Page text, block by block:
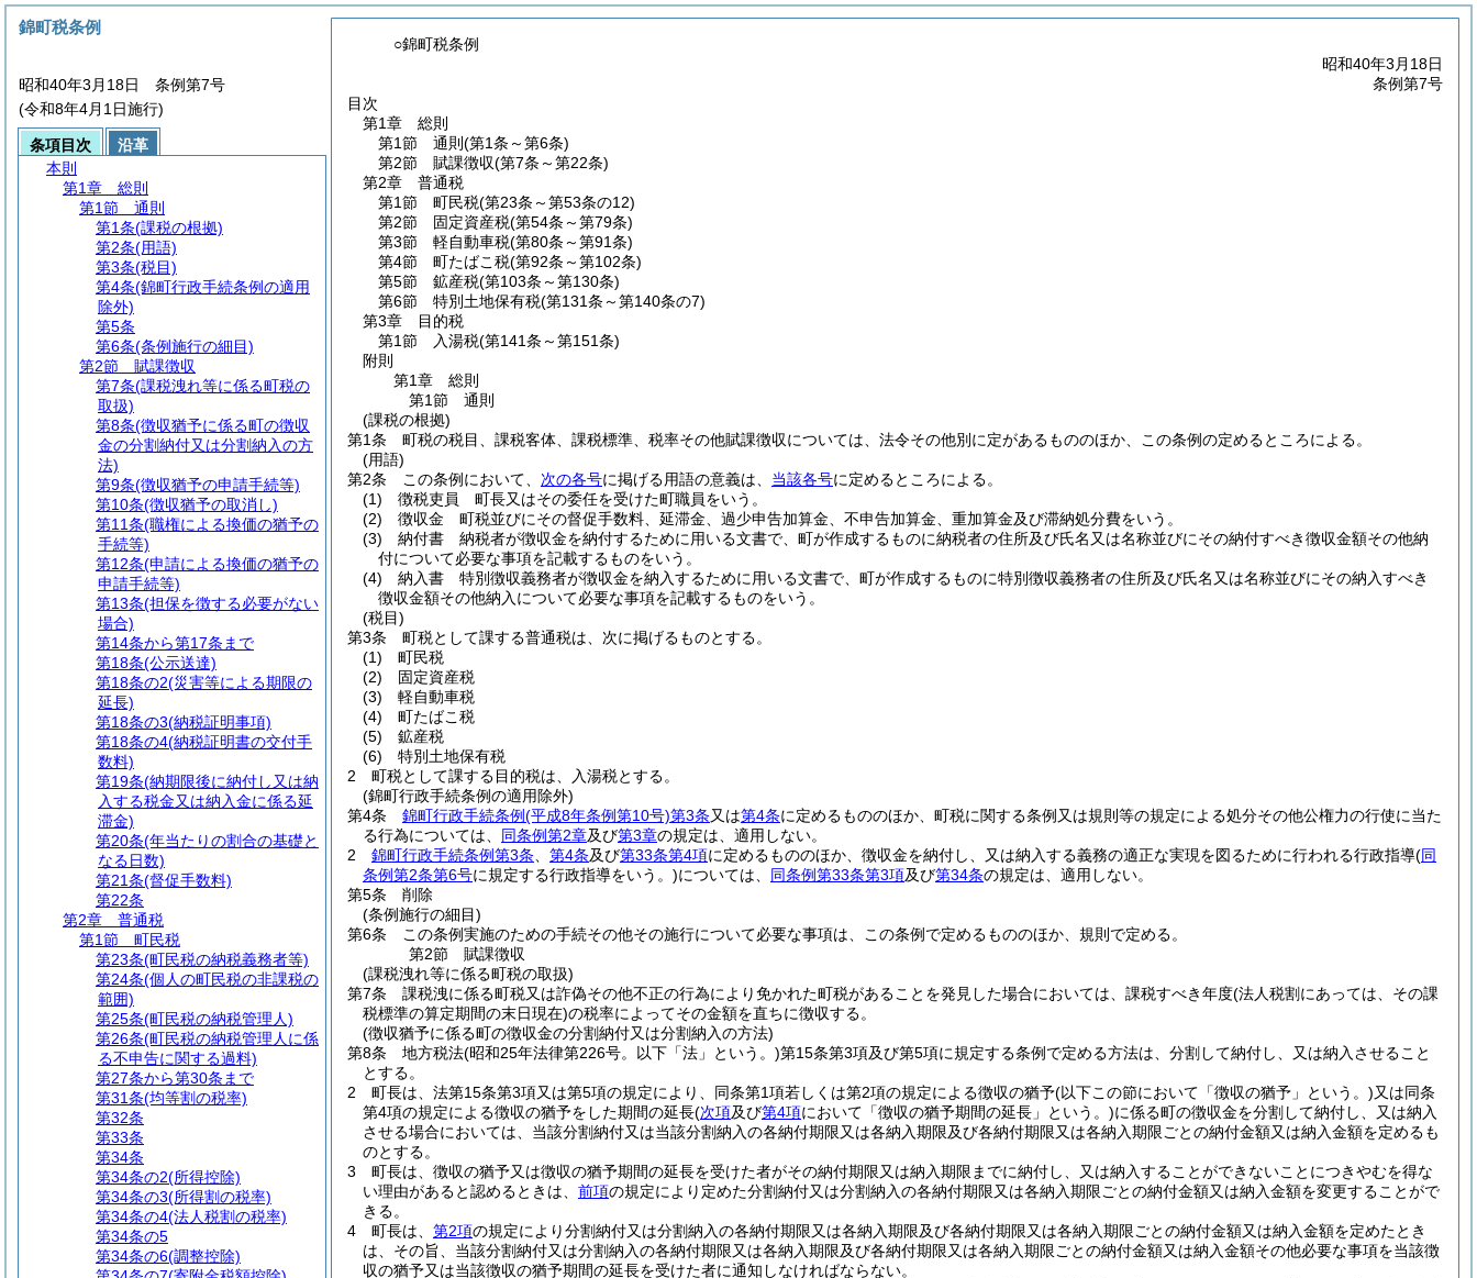
○錦町税条例
昭和40年3月18日
条例第7号
目次
第1章
総則
第1節
通則 (第1条～第6条)
第2節
賦課徴収(第7条～第22条)
第2章
普通税
第1節
町民税(第23条～第53条の12)
第2節
固定資産税(第54条～第79条)
第3節
軽自動車税(第80条～第91条)
第4節
町たばこ税(第92条～第102条)
第5節
鉱産税(第103条～第130条)
第6節
特別土地保有税(第131条～第140条の7)
第3章
目的税
第1節
入湯税(第141条～第151条)
附則
第1章
総則
第1節
通則
(課税の根拠)
第1条
町税の税目、課税客体、課税標準、税率その他賦課徴収については、法令その他別に定があるもののほか、この条例の定めるところによる。
(用語)
第2条
この条例において、 次の各号に掲げる用語の意義は、 当該各号に定めるところによる。
(1)
徴税吏員 町長又はその委任を受けた町職員をいう。
(2)
徴収金 町税並びにその督促手数料、延滞金、過少申告加算金、不申告加算金、重加算金及び滞納処分費をいう。
(3)
納付書 納税者が徴収金を納付するために用いる文書で、町が作成するものに納税者の住所及び氏名又は名称並びにその納付すべき徴収金額その他納
付について必要な事項を記載するものをいう。
(4)
納入書 特別徴収義務者が徴収金を納入するために用いる文書で、町が作成するものに特別徴収義務者の住所及び氏名又は名称並びにその納入すべき
徴収金額その他納入について必要な事項を記載するものをいう。
(税目)
第3条
町税として課する普通税は、次に掲げるものとする。
(1)
町民税
(2)
固定資産税
(3)
軽自動車税
(4)
町たばこ税
(5)
鉱産税
(6)
特別土地保有税
2
町税として課する目的税は、入湯税とする。
(錦町行政手続条例の適用除外)
第4条
錦町行政手続条例(平成8年条例第10号)第3条又は第4条に定めるもののほか、町税に関する条例又は規則等の規定による処分その他公権力の行使に当た
る行為については、 同条例第2章及び第3章の規定は、適用しない。
2
錦町行政手続条例第3条 第4条及び第33条第4項に定めるもののほか、徴収金を納付し、又は納入する義務の適正な実現を図るために行われる行政指導(同
条例第2条第6号に規定する行政指導をいう。)については、 同条例第33条第3項及び第34条の規定は、適用しない。
第5条
削除
(条例施行の細目)
第6条
この条例実施のための手続その他その施行について必要な事項は、この条例で定めるもののほか、規則で定める。
第2節
賦課徴収
(課税洩れ等に係る町税の取扱)
第7条
課税洩に係る町税又は詐偽その他不正の行為により免かれた町税があることを発見した場合においては、課税すべき年度(法人税割にあっては、その課
税標準の算定期間の末日現在)の税率によってその金額を直ちに徴収する。
(徴収猶予に係る町の徴収金の分割納付又は分割納入の方法)
第8条
地方税法(昭和25年法律第226号。以下「法」という。)第15条第3項及び第5項に規定する条例で定める方法は、分割して納付し、又は納入させること
とする。
2
町長は、法第15条第3項又は第5項の規定により、同条第1項若しくは第2項の規定による徴収の猶予(以下この節において「徴収の猶予」という。)又は同条
第4項の規定による徴収の猶予をした期間の延長(次項及び第4項において「徴収の猶予期間の延長」という。)に係る町の徴収金を分割して納付し、又は納入
させる場合においては、当該分割納付又は当該分割納入の各納付期限又は各納入期限及び各納付期限又は各納入期限ごとの納付金額又は納入金額を定めるも
のとする。
3
町長は、徴収の猶予又は徴収の猶予期間の延長を受けた者がその納付期限又は納入期限までに納付し、又は納入することができないことにつきやむを得な
い理由があると認めるときは、 前項の規定により定めた分割納付又は分割納入の各納付期限又は各納入期限ごとの納付金額又は納入金額を変更することがで
きる。
4
町長は、 第2項の規定により分割納付又は分割納入の各納付期限又は各納入期限及び各納付期限又は各納入期限ごとの納付金額又は納入金額を定めたとき
は、その旨、当該分割納付又は分割納入の各納付期限又は各納入期限及び各納付期限又は各納入期限ごとの納付金額又は納入金額その他必要な事項を当該徴
収の猶予又は当該徴収の猶予期間の延長を受けた者に通知しなければならない。
錦町税条例
昭和40年3月18日 条例第7号
(令和8年4月1日施行)
条項目次
沿革
本則
第1章
総則
第1節
通則
第1条(課税の根拠)
第2条(用語)
第3条(税目)
第4条(錦町行政手続条例の適用
除外)
第5条
第6条(条例施行の細目)
第2節
賦課徴収
第7条(課税洩れ等に係る町税の
取扱)
第8条(徴収猶予に係る町の徴収
金の分割納付又は分割納入の方
法)
第9条(徴収猶予の申請手続等)
第10条(徴収猶予の取消し)
第11条(職権による換価の猶予の
手続等)
第12条(申請による換価の猶予の
申請手続等)
第13条(担保を徴する必要がない
場合)
第14条から第17条まで
第18条(公示送達)
第18条の2(災害等による期限の
延長)
第18条の3(納税証明事項)
第18条の4(納税証明書の交付手
数料)
第19条(納期限後に納付し又は納
入する税金又は納入金に係る延
滞金)
第20条(年当たりの割合の基礎と
なる日数)
第21条(督促手数料)
第22条
第2章
普通税
第1節
町民税
第23条(町民税の納税義務者等)
第24条(個人の町民税の非課税の
範囲)
第25条(町民税の納税管理人)
第26条(町民税の納税管理人に係
る不申告に関する過料)
第27条から第30条まで
第31条(均等割の税率)
第32条
第33条
第34条
第34条の2(所得控除)
第34条の3(所得割の税率)
第34条の4(法人税割の税率)
第34条の5
第34条の6(調整控除)